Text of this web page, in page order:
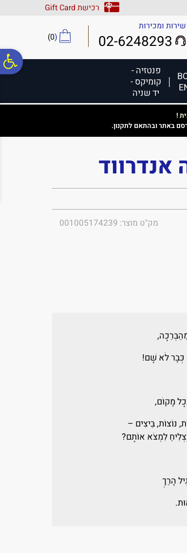
נגישות
אתר
המרכזי
רכישת Gift Card
שירות ומכירות
02-6248293
(
0
)
פנטזיה -
קומיקס -
יד שניה
!
באתר ובהתאם לתקנון.
אנדרווד
מק"ט מוצר: 001005174239
כְּבָר לֹא שָׁם!
מָקוֹם,
נוֹצוֹת, בֵּיצִים –
לִמְצֹא אוֹתָם?
הָרַךְ